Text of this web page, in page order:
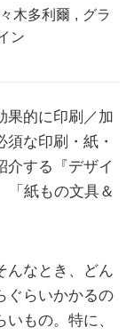
木多利爾 , グラ
ン
果的に印刷／加
な印刷・紙・
介する『デザイ
「紙もの文具＆
んなとき、どん
ぐらいかかるの
もの。特に、